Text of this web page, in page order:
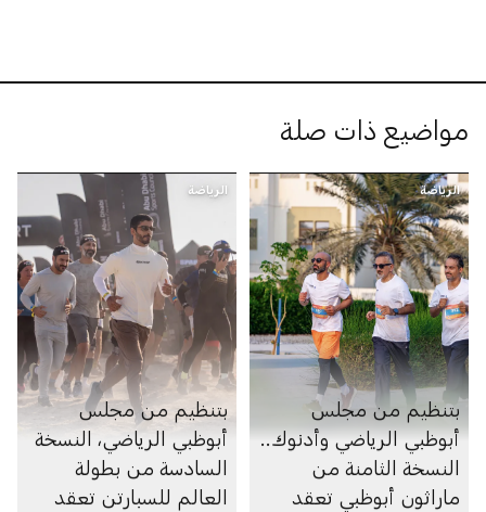
مواضيع ذات صلة
الرياضة
بتنظيم من مجلس
أبوظبي الرياضي وأدنوك..
النسخة الثامنة من
ماراثون أبوظبي تعقد
الرياضة
بتنظيم من مجلس
أبوظبي الرياضي، النسخة
السادسة من بطولة
العالم للسبارتن تعقد